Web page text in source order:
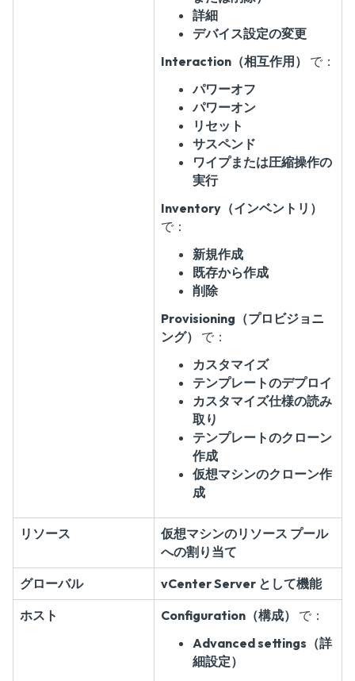
詳細
デバイス設定の変更
Interaction（相互作用）
で：
パワーオフ
パワーオン
リセット
サスペンド
ワイプまたは圧縮操作の
実行
Inventory（インベントリ）
で：
新規作成
既存から作成
削除
Provisioning（プロビジョニ
ング）
で：
カスタマイズ
テンプレートのデプロイ
カスタマイズ仕様の読み
取り
テンプレートのクローン
作成
仮想マシンのクローン作
成
リソース
仮想マシンのリソース プール
への割り当て
グローバル
vCenter Server として機能
ホスト
Configuration（構成）
で：
Advanced settings（詳
細設定）